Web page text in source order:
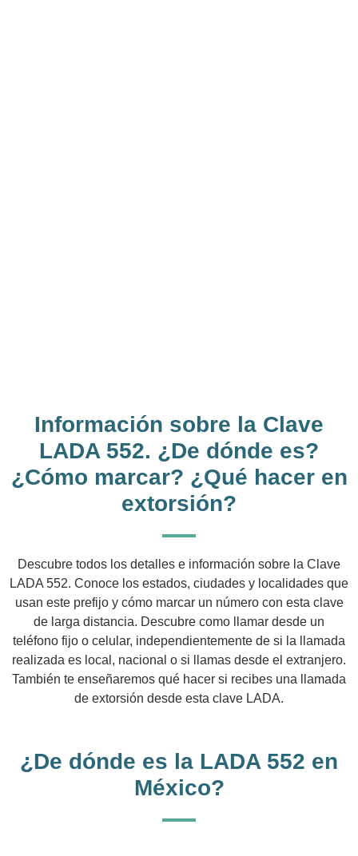
Información sobre la Clave
LADA 552. ¿De dónde es?
¿Cómo marcar? ¿Qué hacer en
extorsión?
Descubre todos los detalles e información sobre la Clave
LADA 552. Conoce los estados, ciudades y localidades que
usan este prefijo y cómo marcar un número con esta clave
de larga distancia. Descubre como llamar desde un
teléfono fijo o celular, independientemente de si la llamada
realizada es local, nacional o si llamas desde el extranjero.
También te enseñaremos qué hacer si recibes una llamada
de extorsión desde esta clave LADA.
¿De dónde es la LADA 552 en
México?